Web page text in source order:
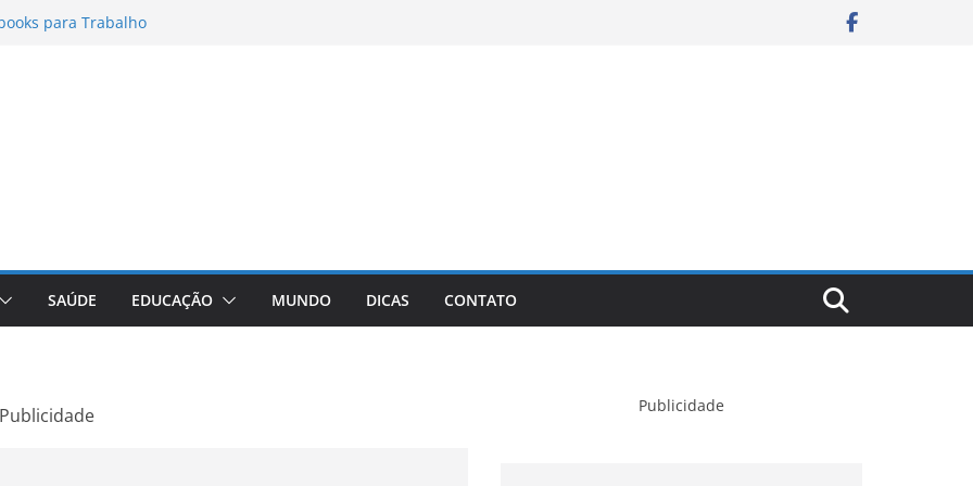
para Trabalho
A Comprehensive Review of the
Loss Pill
SAÚDE EDUCAÇÃO MUNDO DICAS CONTATO
Publicidade Publicidade